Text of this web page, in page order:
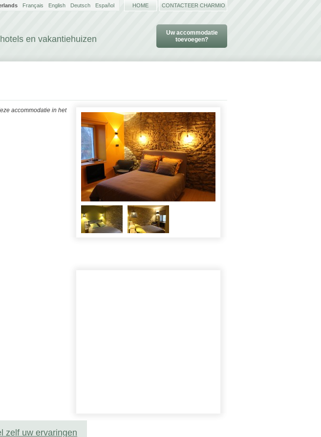
en vakantiehuizen
Uw accommodatie
toevoegen?
Français English Deutsch Español HOME CONTACTEER CHARMIO
accommodatie in het
zelf uw ervaringen